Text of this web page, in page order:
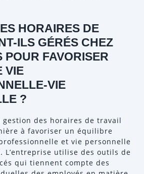
HORAIRES DE
ILS GÉRÉS CHEZ
POUR FAVORISER
VIE
VIE
?
gestion des horaires de travail
à favoriser un équilibre
et vie personnelle
L’entreprise utilise des outils de
qui tiennent compte des